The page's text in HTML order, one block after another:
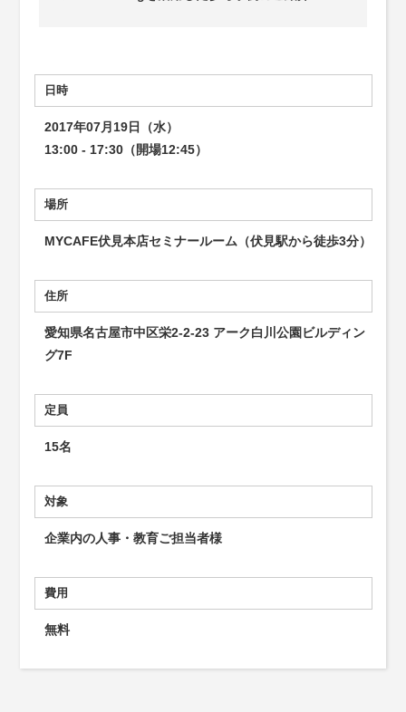
日時
2017年07月19日（水）
13:00 - 17:30（開場12:45）
場所
MYCAFE伏見本店セミナールーム（伏見駅から徒歩3分）
住所
愛知県名古屋市中区栄2-2-23 アーク白川公園ビルディン
グ7F
定員
15名
対象
企業内の人事・教育ご担当者様
費用
無料